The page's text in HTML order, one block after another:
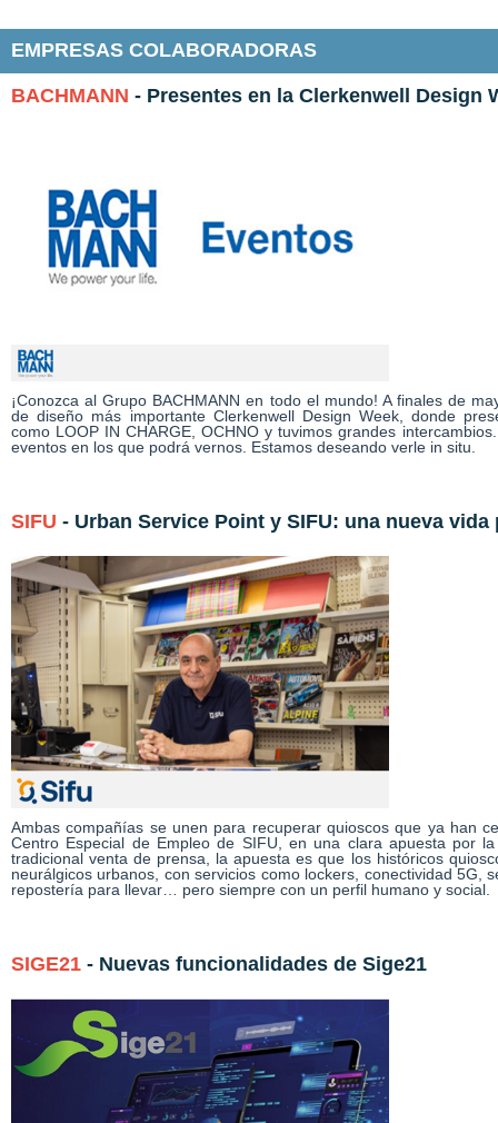
EMPRESAS COLABORADORAS
BACHMANN - Presentes en la Clerkenwell Design
¡Conozca al Grupo BACHMANN en todo el mundo! A finales de
de diseño más importante Clerkenwell Design Week, donde
como LOOP IN CHARGE, OCHNO y tuvimos grandes
eventos en los que podrá vernos. Estamos deseando verle in situ.
SIFU - Urban Service Point y SIFU: una nueva
Ambas compañías se unen para recuperar quioscos que ya han
Centro Especial de Empleo de SIFU, en una clara apuesta por
tradicional venta de prensa, la apuesta es que los históricos
neurálgicos urbanos, con servicios como lockers, conectividad 5G,
repostería para llevar… pero siempre con un perfil humano y social.
SIGE21 - Nuevas funcionalidades de Sige21